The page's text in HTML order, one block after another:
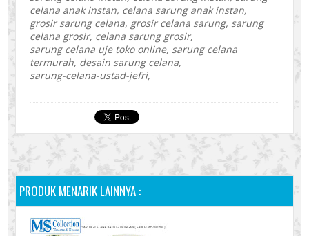
celana anak instan, celana sarung anak instan,
grosir sarung celana, grosir celana sarung, sarung
celana grosir, celana sarung grosir,
sarung celana uje toko online, sarung celana
termurah, desain sarung celana,
sarung-celana-ustad-jefri,
PRODUK MENARIK LAINNYA :